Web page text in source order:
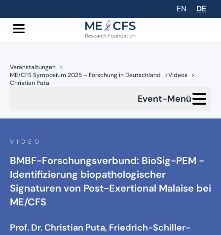
EN DE
Veranstaltungen >
ME/CFS Symposium 2025 – Forschung in Deutschland
>Videos >
Christian Puta
Event-Menü
VIDEO
BMBF-Forschungsverbund: BioSig-PEM -
Identifizierung biopathologischer
Signaturen von Post-Exertional Malaise bei
ME/CFS
Prof. Dr. Christian Puta, Friedrich-Schiller-